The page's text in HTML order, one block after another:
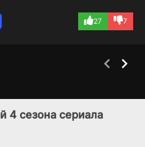
27 7
4 сезона сериала